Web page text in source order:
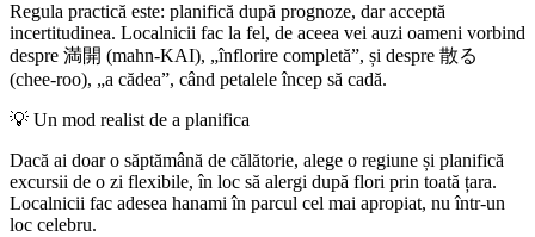
Regula practică este: planifică după prognoze, dar acceptă
incertitudinea. Localnicii fac la fel, de aceea vei auzi oameni vorbind
despre 満開 (mahn-KAI), „înflorire completă”, și despre 散る
(chee-roo), „a cădea”, când petalele încep să cadă.
💡 Un mod realist de a planifica
Dacă ai doar o săptămână de călătorie, alege o regiune și planifică
excursii de o zi flexibile, în loc să alergi după flori prin toată țara.
Localnicii fac adesea hanami în parcul cel mai apropiat, nu într-un
loc celebru.